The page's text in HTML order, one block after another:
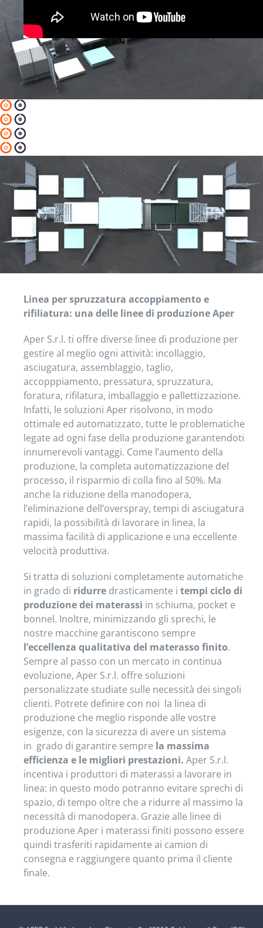
Linea per spruzzatura accoppiamento e
rifiliatura: una delle linee di produzione Aper
Aper S.r.l. ti offre diverse linee di produzione per
gestire al meglio ogni attività: incollaggio,
asciugatura, assemblaggio, taglio,
accopppiamento, pressatura, spruzzatura,
foratura, rifilatura, imballaggio e pallettizzazione.
Infatti, le soluzioni Aper risolvono, in modo
ottimale ed automatizzato, tutte le problematiche
legate ad ogni fase della produzione garantendoti
innumerevoli vantaggi. Come l’aumento della
produzione, la completa automatizzazione del
processo, il risparmio di colla fino al 50%. Ma
anche la riduzione della manodopera,
l’eliminazione dell’overspray, tempi di asciugatura
rapidi, la possibilità di lavorare in linea, la
massima facilità di applicazione e una eccellente
velocità produttiva.
Si tratta di soluzioni completamente automatiche
in grado di ridurre drasticamente i tempi ciclo di
produzione dei materassi in schiuma, pocket e
bonnel. Inoltre, minimizzando gli sprechi, le
nostre macchine garantiscono sempre
l’eccellenza qualitativa del materasso finito.
Sempre al passo con un mercato in continua
evoluzione, Aper S.r.l. offre soluzioni
personalizzate studiate sulle necessità dei singoli
clienti. Potrete definire con noi la linea di
produzione che meglio risponde alle vostre
esigenze, con la sicurezza di avere un sistema
in grado di garantire sempre la massima
efficienza e le migliori prestazioni. Aper S.r.l.
incentiva i produttori di materassi a lavorare in
linea: in questo modo potranno evitare sprechi di
spazio, di tempo oltre che a ridurre al massimo la
necessità di manodopera. Grazie alle linee di
produzione Aper i materassi finiti possono essere
quindi trasferiti rapidamente ai camion di
consegna e raggiungere quanto prima il cliente
finale.